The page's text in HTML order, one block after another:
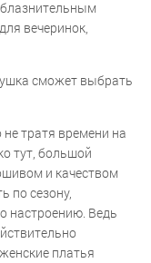
вечеринок,
сможет выбрать
тратя времени на
тут, большой
и качеством
по сезону,
настроению. Ведь
платья